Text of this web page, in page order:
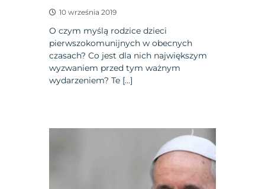
10 września 2019
O czym myślą rodzice dzieci
pierwszokomunijnych w obecnych
czasach? Co jest dla nich największym
wyzwaniem przed tym ważnym
wydarzeniem? Te […]